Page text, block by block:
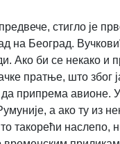
стигло је
на Београд.
Ако би се некако и
пратње, што
припрема авионе.
а ако ту из
такорећи наслепо,